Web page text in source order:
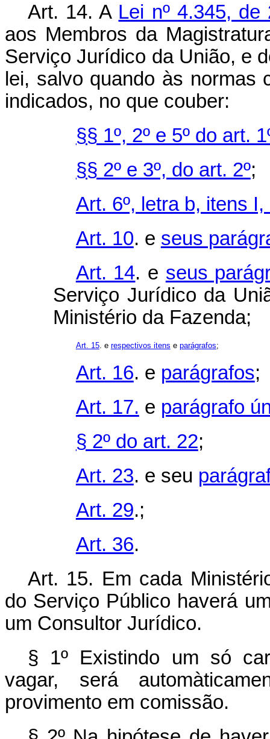
Art. 14. A Lei nº 4.345,
aos Membros da
Serviço Jurídico da União, e
lei, salvo quando às normas
indicados, no que couber:
§§ 1º, 2º e 5º do art.
§§ 2º e 3º, do art. 2º;
Art. 6º, letra b, itens I,
Art. 10. e seus
Art. 14. e seus
Serviço Jurídico da
Ministério da Fazenda;
Art. 15. e respectivos itens e parágrafos;
Art. 16. e parágrafos;
Art. 17. e parágrafo
§ 2º do art. 22;
Art. 23. e seu
Art. 29.;
Art. 36.
Art. 15. Em cada
do Serviço Público haverá
um Consultor Jurídico.
§ 1º Existindo um só
vagar, será
provimento em comissão.